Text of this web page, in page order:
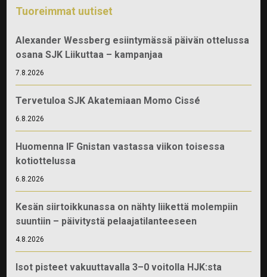
Tuoreimmat uutiset
Alexander Wessberg esiintymässä päivän ottelussa
osana SJK Liikuttaa – kampanjaa
7.8.2026
Tervetuloa SJK Akatemiaan Momo Cissé
6.8.2026
Huomenna IF Gnistan vastassa viikon toisessa
kotiottelussa
6.8.2026
Kesän siirtoikkunassa on nähty liikettä molempiin
suuntiin – päivitystä pelaajatilanteeseen
4.8.2026
Isot pisteet vakuuttavalla 3–0 voitolla HJK:sta